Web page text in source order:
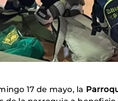
17 de mayo, la